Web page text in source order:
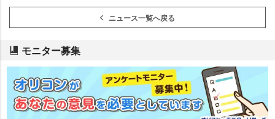
ニュース一覧へ戻る
モニター募集